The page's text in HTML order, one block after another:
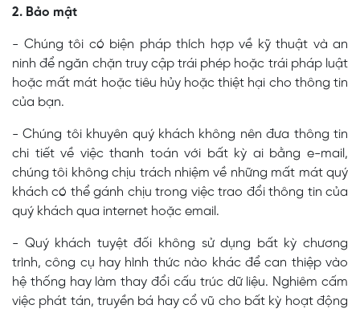
2. Bảo mật
- Chúng tôi có biện pháp thích hợp về kỹ thuật và an
ninh để ngăn chặn truy cập trái phép hoặc trái pháp luật
hoặc mất mát hoặc tiêu hủy hoặc thiệt hại cho thông tin
của bạn.
- Chúng tôi khuyên quý khách không nên đưa thông tin
chi tiết về việc thanh toán với bất kỳ ai bằng e-mail,
chúng tôi không chịu trách nhiệm về những mất mát quý
khách có thể gánh chịu trong việc trao đổi thông tin của
quý khách qua internet hoặc email.
- Quý khách tuyệt đối không sử dụng bất kỳ chương
trình, công cụ hay hình thức nào khác để can thiệp vào
hệ thống hay làm thay đổi cấu trúc dữ liệu. Nghiêm cấm
việc phát tán, truyền bá hay cổ vũ cho bất kỳ hoạt động